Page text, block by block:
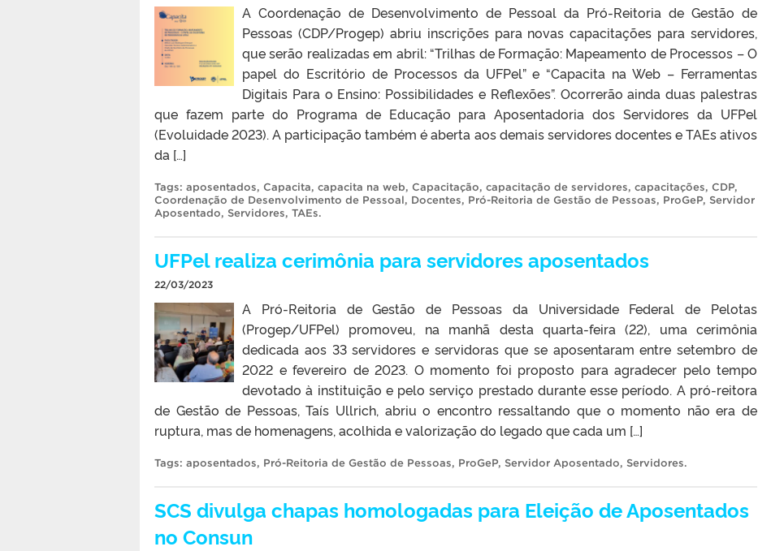
A Coordenação de Desenvolvimento de Pessoal da Pró-Reitoria de Gestão de
Pessoas (CDP/Progep) abriu inscrições para novas capacitações para servidores,
que serão realizadas em abril: “Trilhas de Formação: Mapeamento de Processos – O
papel do Escritório de Processos da UFPel” e “Capacita na Web – Ferramentas
Digitais Para o Ensino: Possibilidades e Reflexões”. Ocorrerão ainda duas palestras
que fazem parte do Programa de Educação para Aposentadoria dos Servidores da UFPel
(Evoluidade 2023). A participação também é aberta aos demais servidores docentes e TAEs ativos
da […]
Tags: aposentados, Capacita, capacita na web, Capacitação, capacitação de servidores, capacitações, CDP,
Coordenação de Desenvolvimento de Pessoal, Docentes, Pró-Reitoria de Gestão de Pessoas, ProGeP, Servidor
Aposentado, Servidores, TAEs.
UFPel realiza cerimônia para servidores aposentados
22/03/2023
A Pró-Reitoria de Gestão de Pessoas da Universidade Federal de Pelotas
(Progep/UFPel) promoveu, na manhã desta quarta-feira (22), uma cerimônia
dedicada aos 33 servidores e servidoras que se aposentaram entre setembro de
2022 e fevereiro de 2023. O momento foi proposto para agradecer pelo tempo
devotado à instituição e pelo serviço prestado durante esse período. A pró-reitora
de Gestão de Pessoas, Taís Ullrich, abriu o encontro ressaltando que o momento não era de
ruptura, mas de homenagens, acolhida e valorização do legado que cada um […]
Tags: aposentados, Pró-Reitoria de Gestão de Pessoas, ProGeP, Servidor Aposentado, Servidores.
SCS divulga chapas homologadas para Eleição de Aposentados
no Consun